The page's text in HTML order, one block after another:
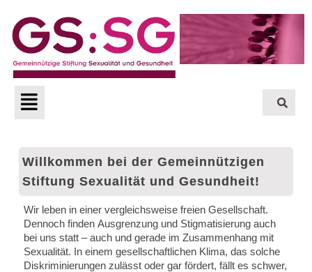
Inhalt
springen
Menü
Willkommen bei der Gemeinnützigen
Stiftung Sexualität und Gesundheit!
Wir leben in einer vergleichsweise freien Gesellschaft.
Dennoch finden Ausgrenzung und Stigmatisierung auch
bei uns statt – auch und gerade im Zusammenhang mit
Sexualität. In einem gesellschaftlichen Klima, das solche
Diskriminierungen zulässt oder gar fördert, fällt es schwer,